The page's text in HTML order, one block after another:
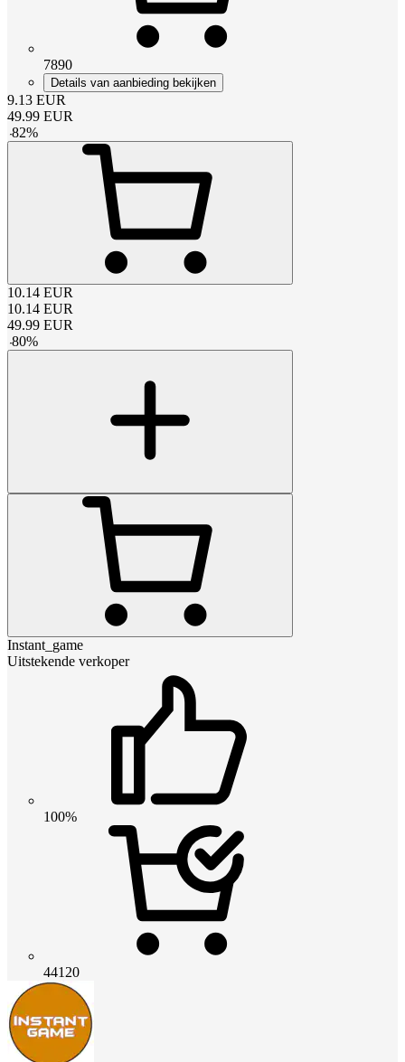
7890
Details van aanbieding bekijken
9.13 EUR
49.99 EUR
-82%
10.14 EUR
10.14 EUR
49.99 EUR
-80%
Instant_game
Uitstekende verkoper
100%
44120